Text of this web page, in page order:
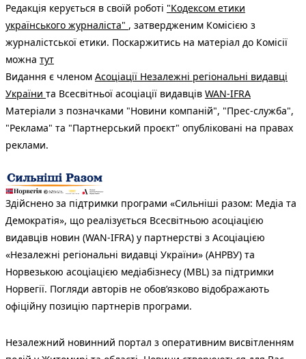
Редакція керується в своїй роботі "Кодексом етики
українського журналіста" , затвердженим Комісією з
журналістської етики. Поскаржитись на матеріал до Комісії
можна тут
Видання є членом Асоціації Незалежні регіональні видавці
України та Всесвітньої асоціації видавців WAN-IFRA
Матеріали з позначками "Новини компаній", "Прес-служба",
"Реклама" та "Партнерський проєкт" опубліковані на правах
реклами.
Здійснено за підтримки програми «Сильніші разом: Медіа та
Демократія», що реалізується Всесвітньою асоціацією
видавців новин (WAN-IFRA) у партнерстві з Асоціацією
«Незалежні регіональні видавці України» (АНРВУ) та
Норвезькою асоціацією медіабізнесу (MBL) за підтримки
Норвегії. Погляди авторів не обов’язково відображають
офіційну позицію партнерів програми.
Незалежний новинний портал з оперативним висвітленням